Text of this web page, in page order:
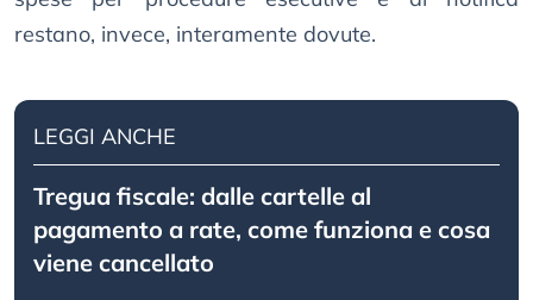
restano, invece, interamente dovute.
LEGGI ANCHE
Tregua fiscale: dalle cartelle al
pagamento a rate, come funziona e cosa
viene cancellato